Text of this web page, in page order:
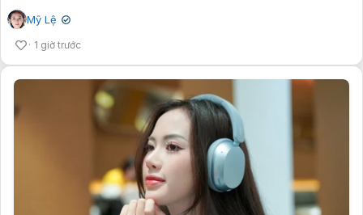
Mỹ Lệ ✔
1 giờ trước